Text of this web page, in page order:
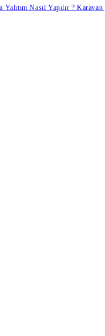
Yalıtım Nasıl Yapılır ?